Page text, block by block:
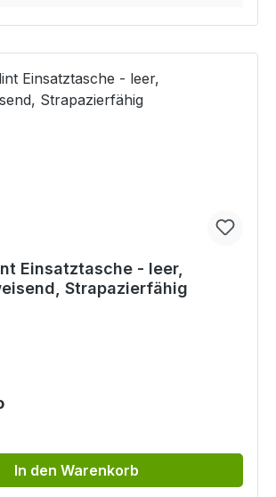
Einsatztasche - leer,
Strapazierfähig
In den Warenkorb